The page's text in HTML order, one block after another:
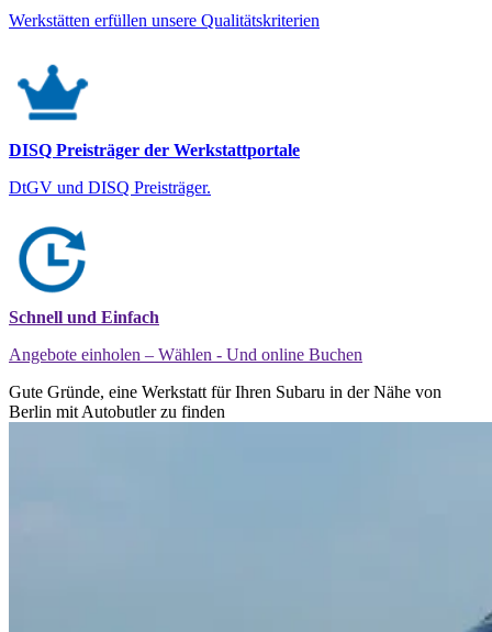
Werkstätten erfüllen unsere Qualitätskriterien
DISQ Preisträger der Werkstattportale
DtGV und DISQ Preisträger.
Schnell und Einfach
Angebote einholen – Wählen - Und online Buchen
Gute Gründe, eine Werkstatt für Ihren Subaru in der Nähe von
Berlin mit Autobutler zu finden